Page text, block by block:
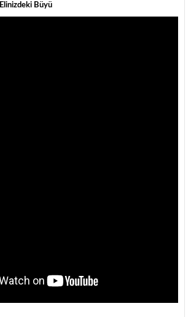
Elinizdeki Büyü